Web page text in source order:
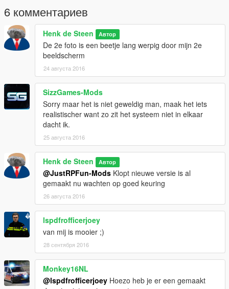
6 комментариев
Henk de Steen Автор
De 2e foto is een beetje lang werpig door mijn 2e
beeldscherm
24 августа 2016
SizzGames-Mods
Sorry maar het is niet geweldig man, maak het iets
realistischer want zo zit het systeem niet in elkaar
dacht ik.
25 августа 2016
Henk de Steen Автор
@JustRPFun-Mods Klopt nieuwe versie is al
gemaakt nu wachten op goed keuring
26 августа 2016
lspdfrofficerjoey
van mij is mooier ;)
28 сентября 2016
Monkey16NL
@lspdfrofficerjoey Hoezo heb je er een gemaakt